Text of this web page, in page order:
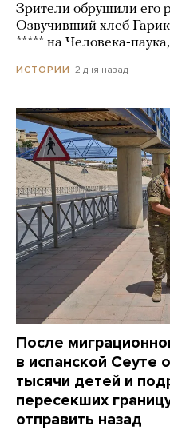
Зрители обрушили его
Озвучивший хлеб
***** на Человека-
ИСТОРИИ 2 дня назад
После
в испанской Сеуте
тысячи детей и
пересекших
отправить назад